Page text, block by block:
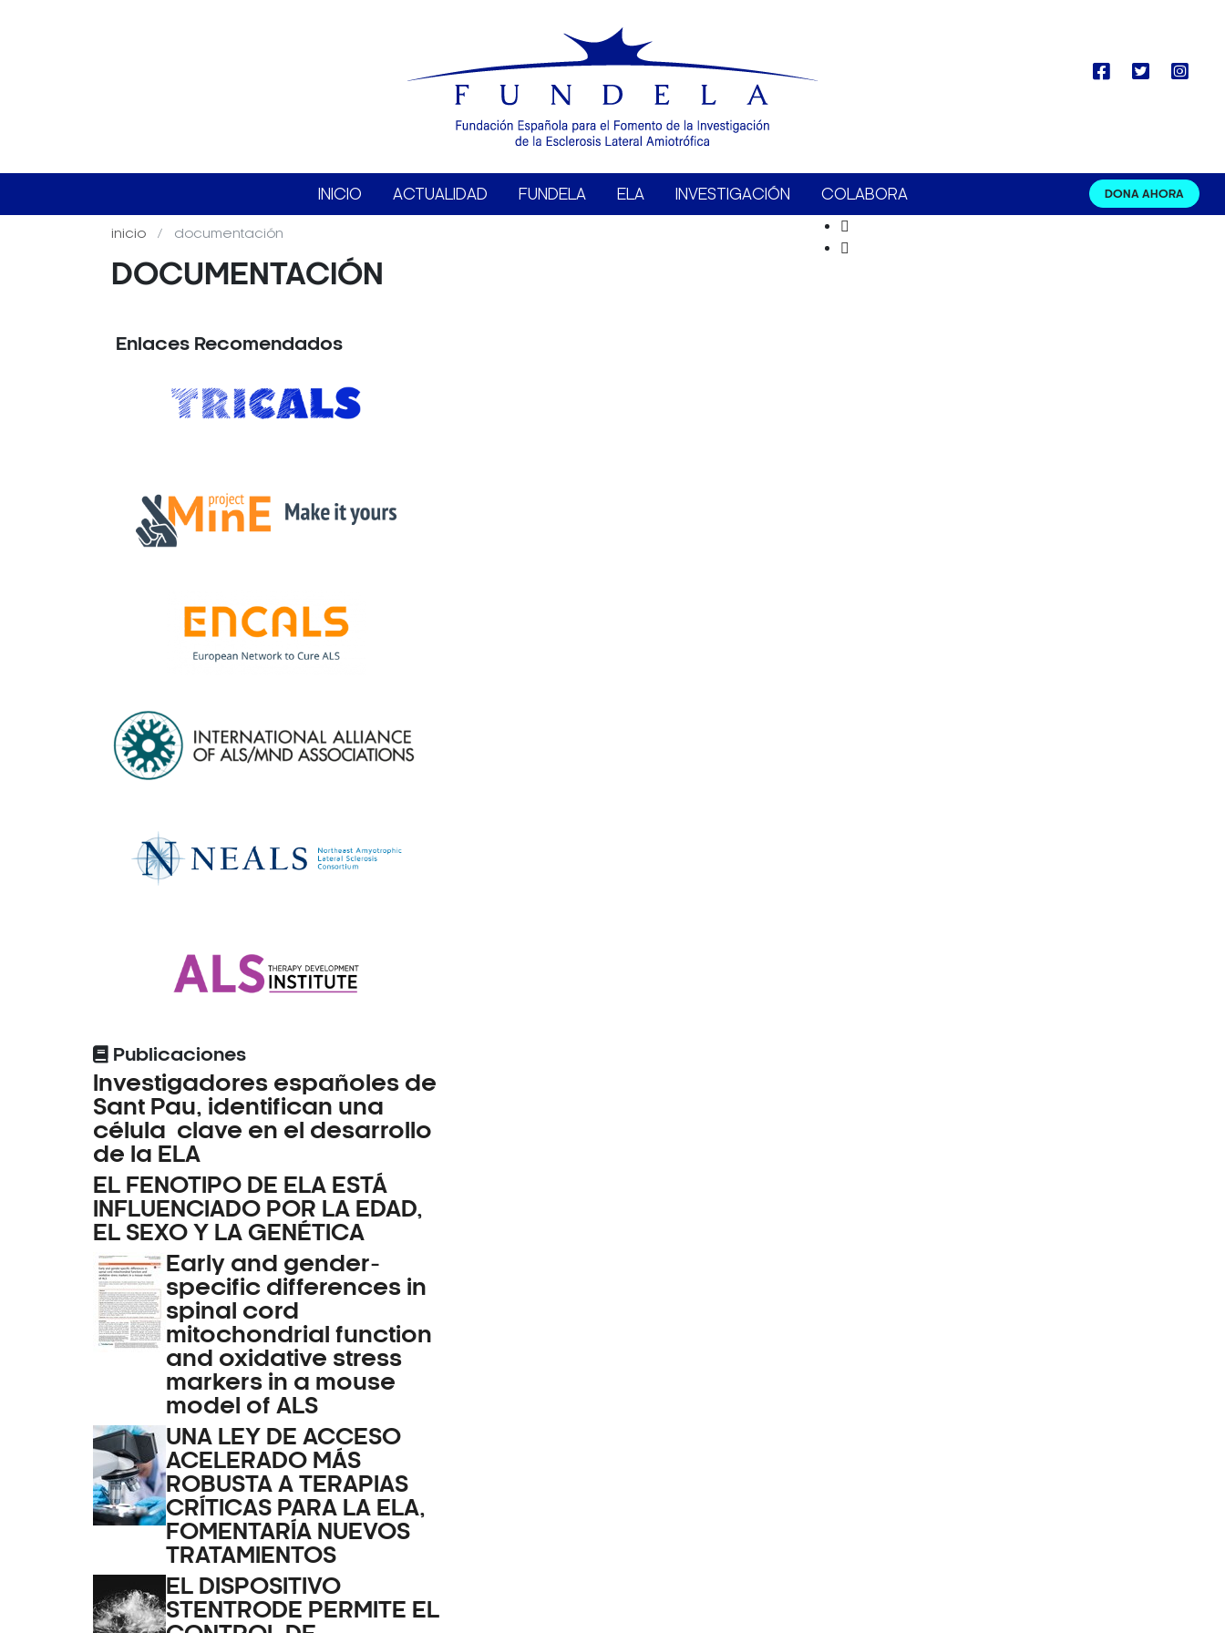
INICIO ACTUALIDAD FUNDELA ELA INVESTIGACIÓN COLABORA DONA AHORA
inicio documentación
DOCUMENTACIÓN
Enlaces Recomendados
Publicaciones
Investigadores españoles de
Sant Pau, identifican una
célula clave en el desarrollo
de la ELA
EL FENOTIPO DE ELA ESTÁ
INFLUENCIADO POR LA EDAD,
EL SEXO Y LA GENÉTICA
Early and gender-
specific differences in
spinal cord
mitochondrial function
and oxidative stress
markers in a mouse
model of ALS
UNA LEY DE ACCESO
ACELERADO MÁS
ROBUSTA A TERAPIAS
CRÍTICAS PARA LA ELA,
FOMENTARÍA NUEVOS
TRATAMIENTOS
EL DISPOSITIVO
STENTRODE PERMITE EL